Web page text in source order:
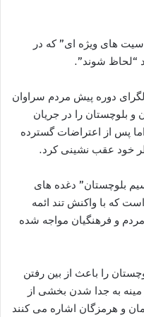
های ویژه ای” که در
“لحاظ شوند”.
دوره پیش مردم سراوان
بلوچستان را در جریان
پس از اعتراضات گسترده
خود عقب نشینی کرد.
بلوچستان” دغده های
که با واکنش تند ائمه
و فرهنگیان مواجه شده
را باعث از بین رفتن
مینه به جدا شدن بخشی از
و هرمزگان اشاره می کنند